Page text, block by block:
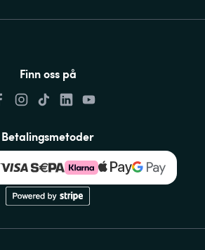
Finn oss på
Betalingsmetoder